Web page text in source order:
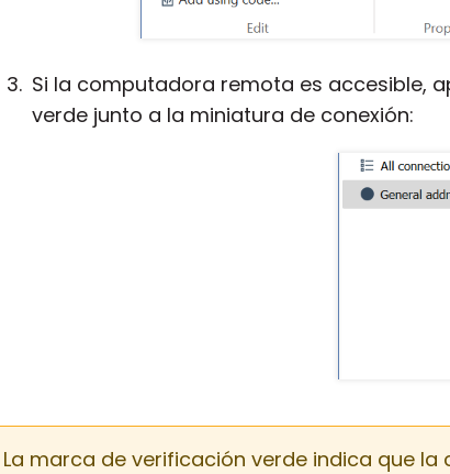
Si la computadora remota es accesible,
verde junto a la miniatura de conexión:
La marca de verificación verde indica que